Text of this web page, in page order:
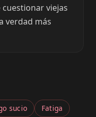
cuestionar viejas
verdad más
sucio Fatiga